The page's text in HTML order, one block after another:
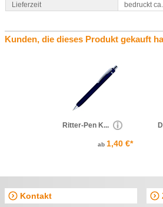
Lieferzeit
bedruckt
Kunden, die dieses Produkt gekauft
Ritter-Pen K...
ab 1,40 €*
Kontakt